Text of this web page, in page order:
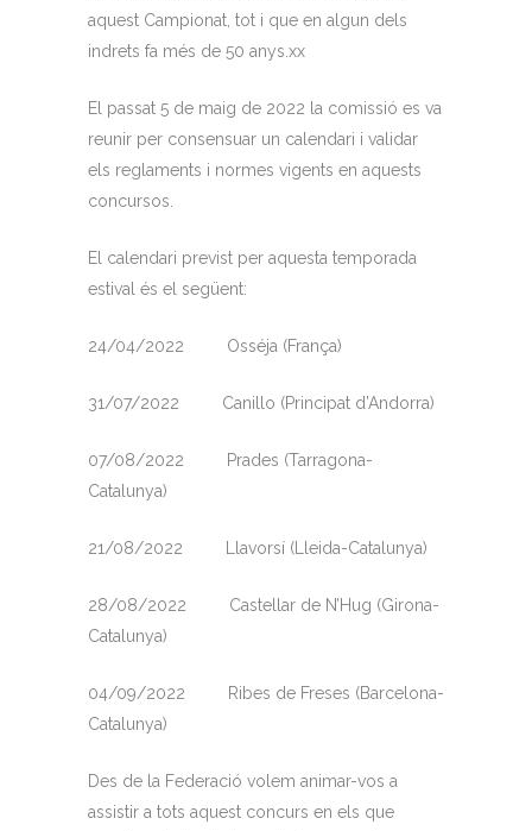
aquest Campionat, tot i que en algun dels
indrets fa més de 50 anys.xx
El passat 5 de maig de 2022 la comissió es va
reunir per consensuar un calendari i validar
els reglaments i normes vigents en aquests
concursos.
El calendari previst per aquesta temporada
estival és el següent:
24/04/2022 Osséja (França)
31/07/2022 Canillo (Principat d’Andorra)
07/08/2022 Prades (Tarragona-
Catalunya)
21/08/2022 Llavorsí (Lleida-Catalunya)
28/08/2022 Castellar de N’Hug (Girona-
Catalunya)
04/09/2022 Ribes de Freses (Barcelona-
Catalunya)
Des de la Federació volem animar-vos a
assistir a tots aquest concurs en els que